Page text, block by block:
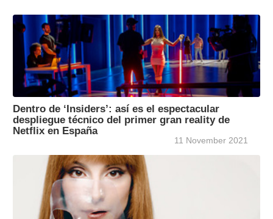
Dentro de ‘Insiders’: así es el espectacular
despliegue técnico del primer gran reality de
Netflix en España
11 November 2021